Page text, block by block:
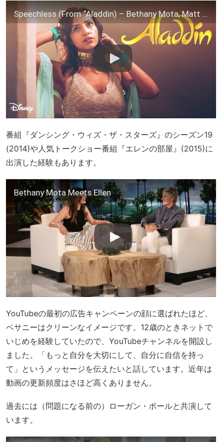
Speechless (From “Aladdin) – Bethany Mota, Matt Slays, KHS
番組『ダンシング・ウィズ・ザ・スターズ』のシーズン19
(2014)や人気トークショー番組『エレンの部屋』(2015)に
出演した経験もあります。
Bethany Mota Meets Ellen
YouTubeの最初の広告キャンペーンの顔に選ばれたほど、
ベサニーはクリーンなイメージです。12歳のときネットで
いじめを経験していたので、YouTubeチャンネルを開設し
ました。「もっと自分を大切にして、自分に自信を持っ
て」というメッセージを伝えたいと話しています。近年は
動画の更新頻度はさほど高くありません。
過去には（問題になる前の）ローガン・ポールと共演して
います。